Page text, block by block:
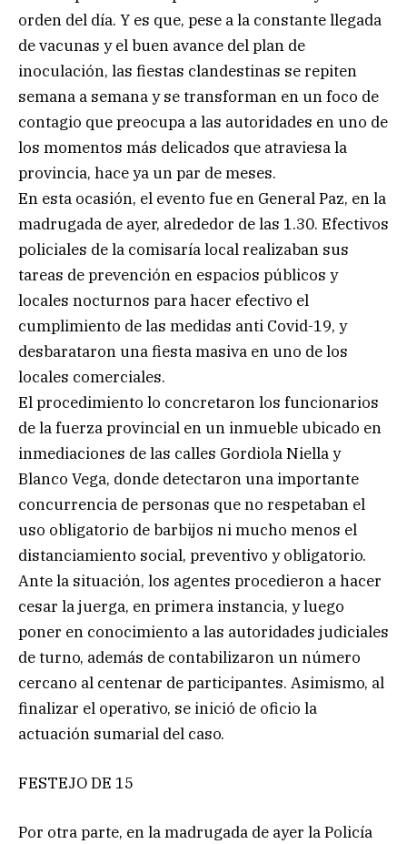
orden del día. Y es que, pese a la constante llegada
de vacunas y el buen avance del plan de
inoculación, las fiestas clandestinas se repiten
semana a semana y se transforman en un foco de
contagio que preocupa a las autoridades en uno de
los momentos más delicados que atraviesa la
provincia, hace ya un par de meses.
En esta ocasión, el evento fue en General Paz, en la
madrugada de ayer, alrededor de las 1.30. Efectivos
policiales de la comisaría local realizaban sus
tareas de prevención en espacios públicos y
locales nocturnos para hacer efectivo el
cumplimiento de las medidas anti Covid-19, y
desbarataron una fiesta masiva en uno de los
locales comerciales.
El procedimiento lo concretaron los funcionarios
de la fuerza provincial en un inmueble ubicado en
inmediaciones de las calles Gordiola Niella y
Blanco Vega, donde detectaron una importante
concurrencia de personas que no respetaban el
uso obligatorio de barbijos ni mucho menos el
distanciamiento social, preventivo y obligatorio.
Ante la situación, los agentes procedieron a hacer
cesar la juerga, en primera instancia, y luego
poner en conocimiento a las autoridades judiciales
de turno, además de contabilizaron un número
cercano al centenar de participantes. Asimismo, al
finalizar el operativo, se inició de oficio la
actuación sumarial del caso.
FESTEJO DE 15
Por otra parte, en la madrugada de ayer la Policía